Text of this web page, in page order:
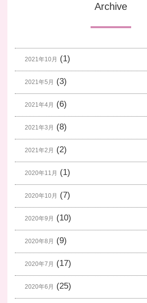
Archive
2021年10月 (1)
2021年5月 (3)
2021年4月 (6)
2021年3月 (8)
2021年2月 (2)
2020年11月 (1)
2020年10月 (7)
2020年9月 (10)
2020年8月 (9)
2020年7月 (17)
2020年6月 (25)